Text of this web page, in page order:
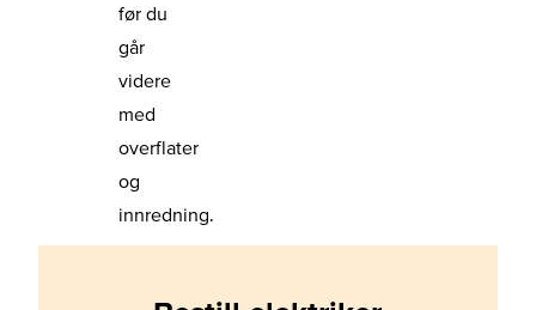
før du
går
videre
med
overflater
og
innredning.